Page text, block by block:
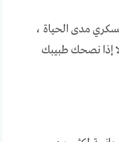
مدى الحياة ،
إذا نصحك طبيبك